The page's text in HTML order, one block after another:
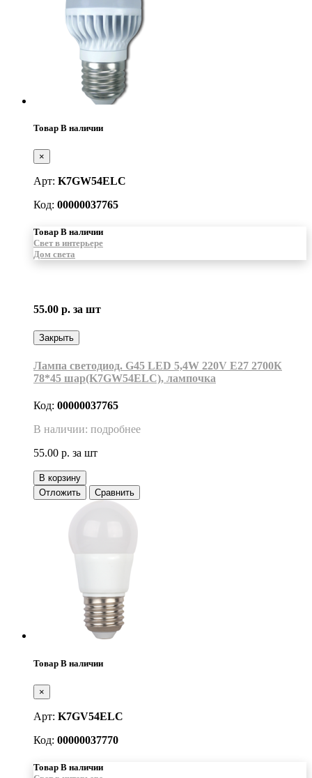
Товар В наличии
×
Арт: K7GW54ELC
Код: 00000037765
Товар В наличии
Свет в интерьере
Дом света
55.00 р. за шт
Закрыть
Лампа светодиод. G45 LED 5,4W 220V E27 2700К
78*45 шар(K7GW54ELC), лампочка
Код: 00000037765
В наличии: подробнее
55.00 р. за шт
В корзину
Отложить
Сравнить
Товар В наличии
×
Арт: K7GV54ELC
Код: 00000037770
Товар В наличии